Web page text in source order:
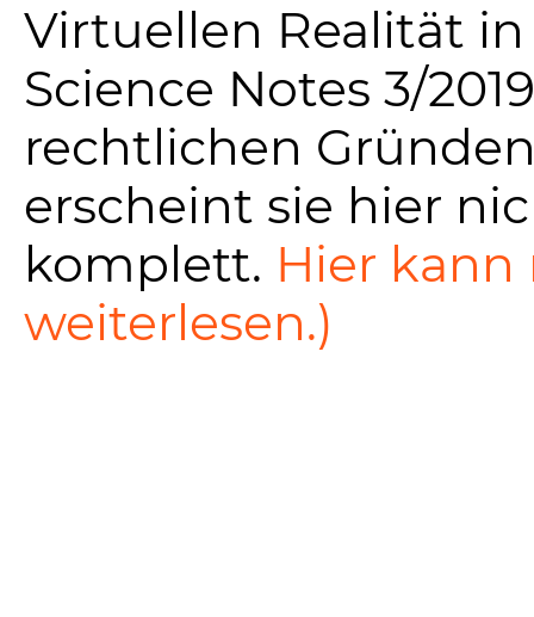
Virtuellen Realität in
Science Notes 3/
rechtlichen
erscheint sie hier
komplett. Hier kann
weiterlesen.)